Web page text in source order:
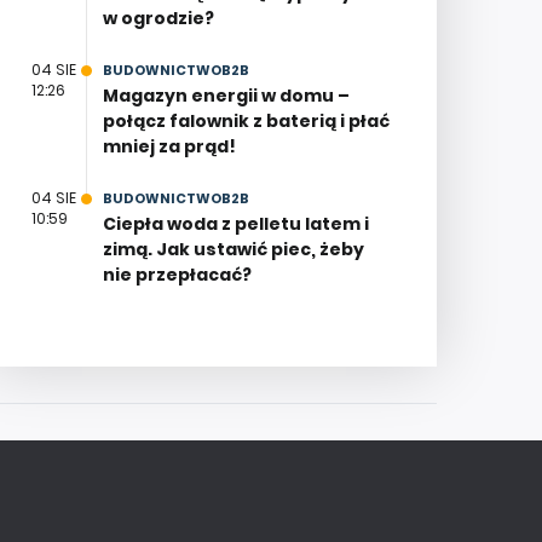
w ogrodzie?
04 SIE
12:26
BUDOWNICTWOB2B
Magazyn energii w domu –
połącz falownik z baterią i płać
mniej za prąd!
04 SIE
10:59
BUDOWNICTWOB2B
Ciepła woda z pelletu latem i
zimą. Jak ustawić piec, żeby
nie przepłacać?